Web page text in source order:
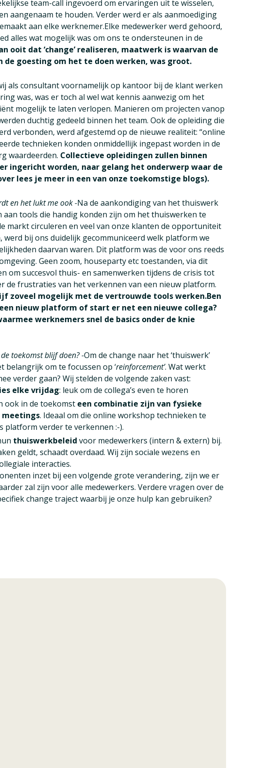
team-call ingevoerd om ervaringen uit te wisselen,
aangenaam te houden. Verder werd er als aanmoediging
aan elke werknemer.Elke medewerker werd gehoord,
alles wat mogelijk was om ons te ondersteunen in de
ooit dat ‘change’ realiseren, maatwerk is waarvan de
goesting om het te doen werken, was groot.
als consultant voornamelijk op kantoor bij de klant werken
was, was er toch al wel wat kennis aanwezig om het
mogelijk te laten verlopen. Manieren om projecten vanop
duchtig gedeeld binnen het team. Ook de opleiding die
verbonden, werd afgestemd op de nieuwe realiteit: “online
technieken konden onmiddellijk ingepast worden in de
waardeerden. Collectieve opleidingen zullen binnen
ingericht worden, naar gelang het onderwerp waar de
lees je meer in een van onze toekomstige blogs).
en het lukt me ook -Na de aankondiging van het thuiswerk
tools die handig konden zijn om het thuiswerken te
markt circuleren en veel van onze klanten de opportuniteit
bij ons duidelijk gecommuniceerd welk platform we
daarvan waren. Dit platform was de voor ons reeds
Geen zoom, houseparty etc toestanden, via dit
om succesvol thuis- en samenwerken tijdens de crisis tot
de frustraties van het verkennen van een nieuw platform.
zoveel mogelijk met de vertrouwde tools werken.Ben
nieuw platform of start er net een nieuwe collega?
werknemers snel de basics onder de knie
toekomst blijf doen? -Om de change naar het ‘thuiswerk’
belangrijk om te focussen op ‘reinforcement’. Wat werkt
verder gaan? Wij stelden de volgende zaken vast:
elke vrijdag: leuk om de collega’s even te horen
ook in de toekomst een combinatie zijn van fysieke
meetings. Ideaal om die online workshop technieken te
platform verder te verkennen :-).
thuiswerkbeleid voor medewerkers (intern & extern) bij.
geldt, schaadt overdaad. Wij zijn sociale wezens en
interacties.
inzet bij een volgende grote verandering, zijn we er
zal zijn voor alle medewerkers. Verdere vragen over de
change traject waarbij je onze hulp kan gebruiken?